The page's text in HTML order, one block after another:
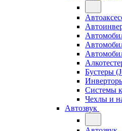
Бустеры
Системы
Чехлы и
Автозвук